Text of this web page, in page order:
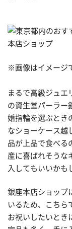
※画像はイメージ
まるで高級ジュエ
の資生堂パーラー
婚指輪を選ぶとき
なショーケース越
品が上品で食べる
産に喜ばれそうな
入してもいいかも
銀座本店ショップ
いるため、こちら
お祝いしたいとき